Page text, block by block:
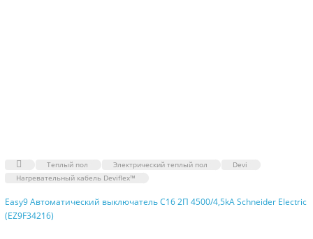
Теплый пол Электрический теплый пол
Devi
Нагревательный кабель Deviflex™
Easy9 Автоматический выключатель C16 2П 4500/4,5kA Schneider Electric
(EZ9F34216)